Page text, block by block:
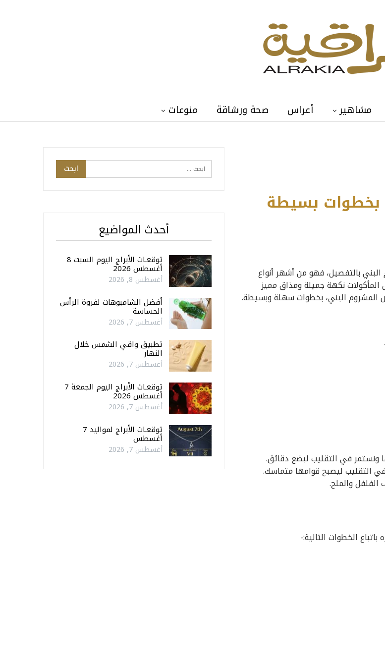
مشاهير أعراس صحة ورشاقة منوعات
بسيطة
بالتفصيل، فهو من أشهر أنواع
نكهة جميلة ومذاق مميز
المشروم البني، بخطوات سهلة وبسيطة.
ونستمر في التقليب لبضع دقائق.
التقليب ليصبح قوامها متماسك.
والملح.
الخطوات التالية:-
أحدث المواضيع
توقعـات الأبراج اليوم السبت 8
أغسطس 2026
أغسطس 8, 2026
أفضل الشامبوهات لفروة الرأس
الحساسة
أغسطس 7, 2026
تطبيق واقي الشمس خلال
النهار
أغسطس 7, 2026
توقعـات الأبراج اليوم الجمعة 7
أغسطس 2026
أغسطس 7, 2026
توقعـات الأبراج لمواليد 7
أغسطس
أغسطس 7, 2026